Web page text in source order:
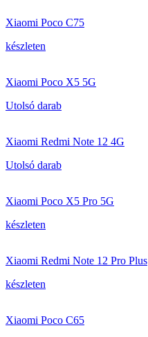
Xiaomi Poco C75
készleten
Xiaomi Poco X5 5G
Utolsó darab
Xiaomi Redmi Note 12 4G
Utolsó darab
Xiaomi Poco X5 Pro 5G
készleten
Xiaomi Redmi Note 12 Pro Plus
készleten
Xiaomi Poco C65